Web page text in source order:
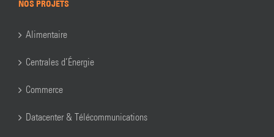
NOS PROJETS
Alimentaire
Centrales d’Énergie
Commerce
Datacenter & Télécommunications